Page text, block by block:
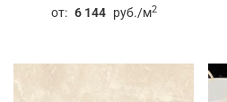
от: 6 144 руб./м2